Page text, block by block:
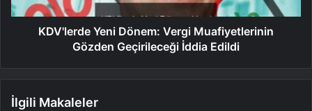
KDV'lerde Yeni Dönem: Vergi Muafiyetlerinin
Gözden Geçirileceği İddia Edildi
İlgili Makaleler